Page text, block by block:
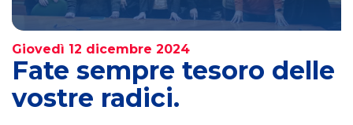
Giovedì 12 dicembre 2024
Fate sempre tesoro delle
vostre radici.